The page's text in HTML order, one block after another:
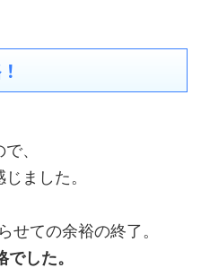
、
ました。
せての余裕の終了。
した。